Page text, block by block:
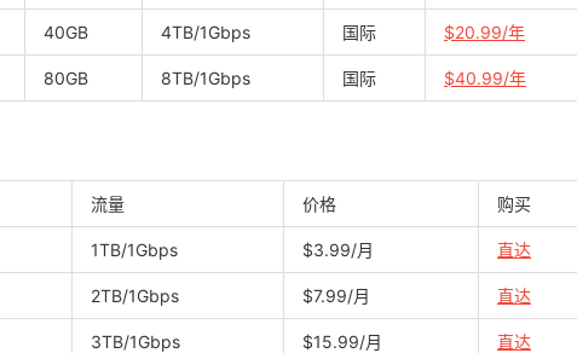
40GB 4TB/1Gbps 国际 $20.99/年
80GB 8TB/1Gbps 国际 $40.99/年
流量 价格 购买
1TB/1Gbps $3.99/月 直达
2TB/1Gbps $7.99/月 直达
3TB/1Gbps $15.99/月 直达